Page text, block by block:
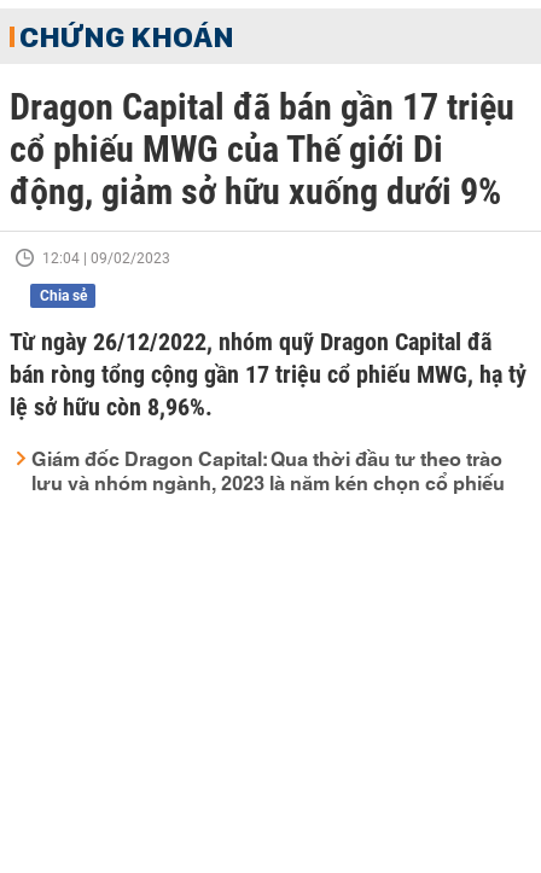
CHỨNG KHOÁN
Dragon Capital đã bán gần 17 triệu
cổ phiếu MWG của Thế giới Di
động, giảm sở hữu xuống dưới 9%
12:04 | 09/02/2023
Chia sẻ
Từ ngày 26/12/2022, nhóm quỹ Dragon Capital đã
bán ròng tổng cộng gần 17 triệu cổ phiếu MWG, hạ tỷ
lệ sở hữu còn 8,96%.
Giám đốc Dragon Capital: Qua thời đầu tư theo trào
lưu và nhóm ngành, 2023 là năm kén chọn cổ phiếu